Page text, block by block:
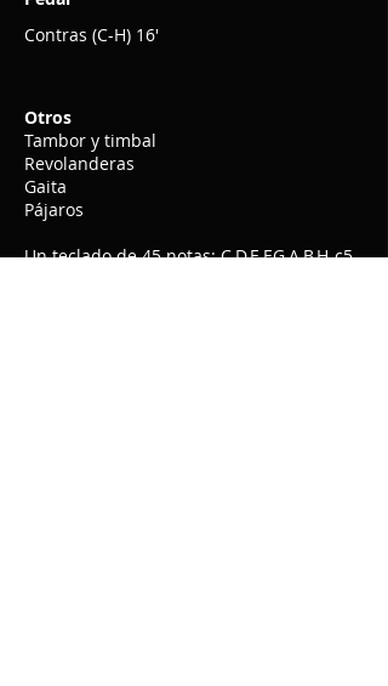
Contras (C-H) 16'
Otros
Tambor y timbal
Revolanderas
Gaita
Pájaros
Un teclado de 45 notas: C,D,E,F,G,A,B,H-c5